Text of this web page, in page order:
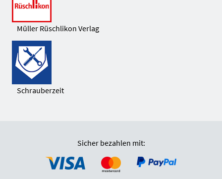
Müller Rüschlikon Verlag
Schrauberzeit
Sicher bezahlen mit: